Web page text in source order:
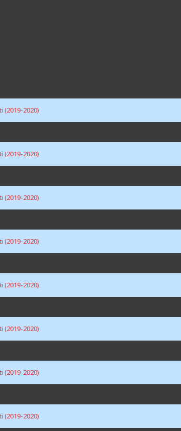
(2019-2020)
(2019-2020)
(2019-2020)
(2019-2020)
(2019-2020)
(2019-2020)
(2019-2020)
(2019-2020)